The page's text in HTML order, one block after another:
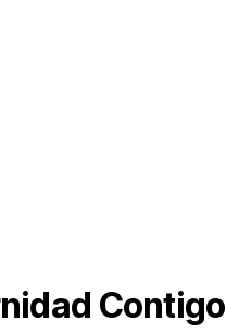
Contigo